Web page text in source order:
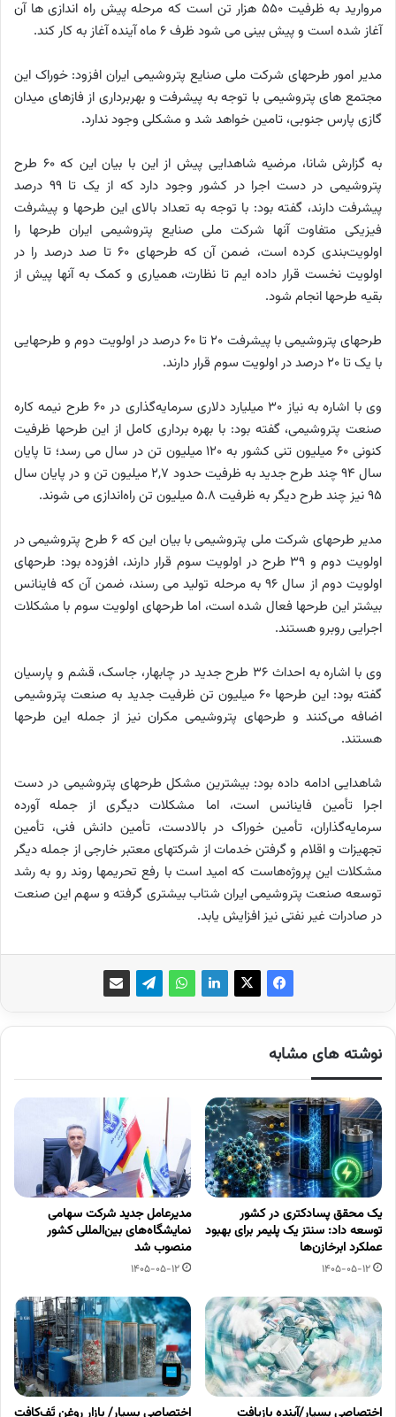
مروارید به ظرفیت ٥٥٠ هزار تن است که مرحله پیش راه اندازی ها آن
آغاز شده است و پیش بینی می شود ظرف ٦ ماه آینده آغاز به کار کند.
مدیر امور طرحهای شرکت ملی صنایع پتروشیمی ایران افزود: خوراک این
مجتمع های پتروشیمی با توجه به پیشرفت و بهربرداری از فازهای میدان
گازی پارس جنوبی، تامین خواهد شد و مشکلی وجود ندارد.
به گزارش شانا، مرضیه شاهدایی پیش از این با بیان این که ٦٠ طرح
پتروشیمی در دست اجرا در کشور وجود دارد که از یک تا ٩٩ درصد
پیشرفت دارند، گفته بود: با توجه به تعداد بالای این طرحها و پیشرفت
فیزیکی متفاوت آنها شرکت ملی صنایع پتروشیمی ایران طرحها را
اولویت‌بندی کرده است، ضمن آن که طرحهای ٦٠ تا صد درصد را در
اولویت نخست قرار داده ایم تا نظارت، همیاری و کمک به آنها پیش از
بقیه طرحها انجام شود.
طرحهای پتروشیمی با پیشرفت ٢٠ تا ٦٠ درصد در اولویت دوم و طرحهایی
با یک تا ٢٠ درصد در اولویت سوم قرار دارند.
وی با اشاره به نیاز ٣٠ میلیارد دلاری سرمایه‌گذاری در ٦٠ طرح نیمه کاره
صنعت پتروشیمی، گفته بود: با بهره برداری کامل از این طرحها ظرفیت
کنونی ٦٠ میلیون تنی کشور به ١٢٠ میلیون تن در سال می رسد؛ تا پایان
سال ٩٤ چند طرح جدید به ظرفیت حدود ٢,٧ میلیون تن و در پایان سال
٩٥ نیز چند طرح دیگر به ظرفیت ٥.٨ میلیون تن راه‌اندازی می شوند.
مدیر طرحهای شرکت ملی پتروشیمی با بیان این که ٦ طرح پتروشیمی در
اولویت دوم و ٣٩ طرح در اولویت سوم قرار دارند، افزوده بود: طرحهای
اولویت دوم از سال ٩٦ به مرحله تولید می‌ رسند، ضمن آن که فاینانس
بیشتر این طرحها فعال شده است، اما طرحهای اولویت سوم با مشکلات
اجرایی روبرو هستند.
وی با اشاره به احداث ٣٦ طرح جدید در چابهار، جاسک، قشم و پارسیان
گفته بود: این طرحها ٦٠ میلیون تن ظرفیت جدید به صنعت پتروشیمی
اضافه می‌کنند و طرحهای پتروشیمی مکران نیز از جمله این طرحها
هستند.
شاهدایی ادامه داده بود: بیشترین مشکل طرحهای پتروشیمی در دست
اجرا تأمین فاینانس است، اما مشکلات دیگری از جمله آورده
سرمایه‌گذاران، تأمین خوراک در بالادست، تأمین دانش فنی، تأمین
تجهیزات و اقلام و گرفتن خدمات از شرکتهای معتبر خارجی از جمله دیگر
مشکلات این پروژه‌هاست که امید است با رفع تحریمها روند رو به رشد
توسعه صنعت پتروشیمی ایران شتاب بیشتری گرفته و سهم این صنعت
در صادرات غیر نفتی نیز افزایش یابد.
نوشته های مشابه
یک محقق پسادکتری در کشور
توسعه داد: سنتز یک پلیمر برای بهبود
عملکرد ابرخازن‌ها
1405-05-12
مدیرعامل جدید شرکت سهامی
نمایشگاه‌های بین‌المللی کشور
منصوب شد
1405-05-12